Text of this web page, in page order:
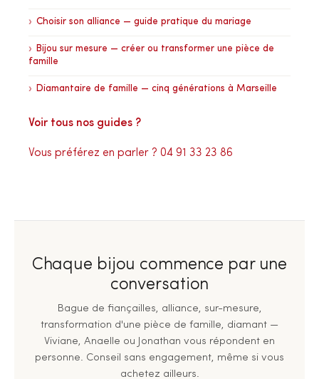
Choisir son alliance — guide pratique du mariage
Bijou sur mesure — créer ou transformer une pièce de
famille
Diamantaire de famille — cinq générations à Marseille
Voir tous nos guides ?
Vous préférez en parler ? 04 91 33 23 86
Chaque bijou commence par une
conversation
Bague de fiançailles, alliance, sur-mesure,
transformation d'une pièce de famille, diamant —
Viviane, Anaelle ou Jonathan vous répondent en
personne. Conseil sans engagement, même si vous
achetez ailleurs.